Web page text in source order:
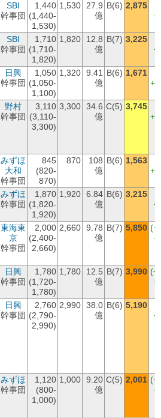
SBI
幹事団
1,440
(1,440-
1,530)
1,530
27.9
億
B(6) 2,875
SBI
幹事団
1,710
(1,710-
1,820)
1,820
12.8
億
B(7) 3,225
日興
幹事団
1,050
(1,050-
1,100)
1,320 9.41
億
B(6) 1,671
野村
幹事団
3,110
(3,110-
3,300)
3,300 34.6
億
C(5) 3,745
みずほ
大和
幹事団
845
(820-
870)
870
108
億
B(6) 1,563
みずほ
幹事団
1,870
(1,820-
1,920)
1,920 6.84
億
B(6) 3,215
東海東
京
幹事団
2,000
(2,400-
2,660)
2,660 9.78
億
B(7) 5,850
日興
幹事団
1,780
(1,720-
1,780)
1,780
12.5
億
B(7) 3,990
日興
幹事団
2,760
(2,790-
2,990)
2,990 38.0
億
B(6) 5,190
みずほ
幹事団
1,120
(800-
1,000)
1,000 9.20
億
C(5) 2,001